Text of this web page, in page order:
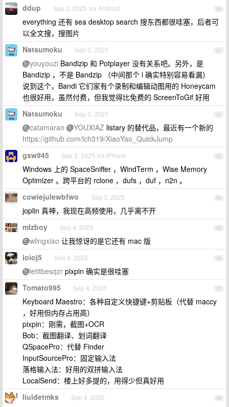
90
ddup Sep 3, 2025 via Android
everything 还有 sea desktop search 搜东西都很哇塞，后者可
以全文搜，搜图片
91
Natsumoku Sep 3, 2025
@youyouzi Bandizip 和 Potplayer 没有关系吧。另外，是
Bandizip ，不是 Bandzip （中间那个 i 确实特别容易看漏）
说到这个，Bandi 它们家有个录制和编辑动图用的 Honeycam
也很好用，虽然付费，但我觉得比免费的 ScreenToGif 好用
92
Natsumoku Sep 3, 2025
@catamaran @YOUXIAZ listary 的替代品，最近有一个新的
https://github.com/lch319/XiaoYao_QuickJump
93
gsw945 Sep 3, 2025 via iPhone
Windows 上的 SpaceSniffer ，WindTerm ，Wise Memory
Optimizer 。跨平台的 rclone ，dufs ，duf ，n2n 。
94
cowiejulewbfwo Sep 3, 2025
joplin 真神，我现在高频使用，几乎离不开
95
mlzboy Sep 4, 2025
@wlingxiao 让我惊讶的是它还有 mac 版
96
ioioj5 Sep 4, 2025
@letitbesqzr pixpin 确实是很哇塞
97
Tomato995 Sep 4, 2025
Keyboard Maestro：各种自定义快捷键+剪贴板（代替 maccy
，好用但内存占用高）
pixpin：刚需，截图+OCR
Bob：截图翻译、划词翻译
QSpacePro：代替 Finder
InputSourcePro：固定输入法
落格输入法：好用的双拼输入法
LocalSend：楼上好多提的，用得少但真好用
98
liuidetmks Sep 4, 2025